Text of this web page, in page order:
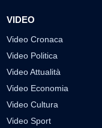
VIDEO
Video Cronaca
Video Politica
Video Attualità
Video Economia
Video Cultura
Video Sport